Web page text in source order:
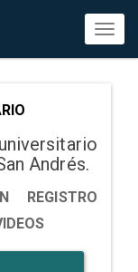
Andrés.
REGISTRO